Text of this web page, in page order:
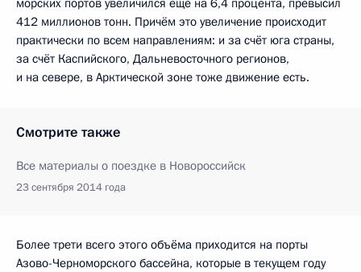
412 миллионов тонн. Причём это увеличение происходит
практически по всем направлениям: и за счёт юга страны,
за счёт Каспийского, Дальневосточного регионов,
и на севере, в Арктической зоне тоже движение есть.
Смотрите также
Все материалы о поездке в Новороссийск
23 сентября 2014 года
Более трети всего этого объёма приходится на порты
Азово-Черноморского бассейна, которые в текущем году